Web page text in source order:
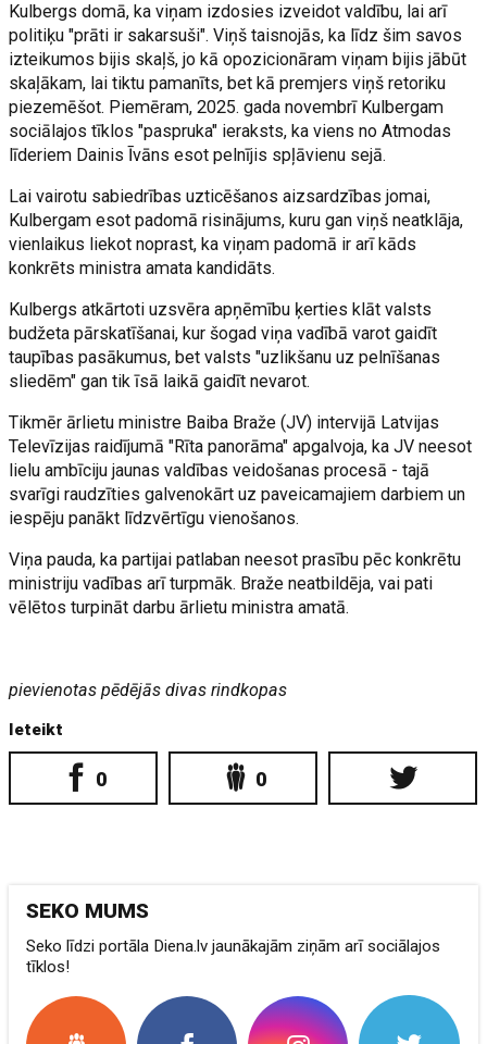
Kulbergs domā, ka viņam izdosies izveidot valdību, lai arī
politiķu "prāti ir sakarsuši". Viņš taisnojās, ka līdz šim savos
izteikumos bijis skaļš, jo kā opozicionāram viņam bijis jābūt
skaļākam, lai tiktu pamanīts, bet kā premjers viņš retoriku
piezemēšot. Piemēram, 2025. gada novembrī Kulbergam
sociālajos tīklos "paspruka" ieraksts, ka viens no Atmodas
līderiem Dainis Īvāns esot pelnījis spļāvienu sejā.
Lai vairotu sabiedrības uzticēšanos aizsardzības jomai,
Kulbergam esot padomā risinājums, kuru gan viņš neatklāja,
vienlaikus liekot noprast, ka viņam padomā ir arī kāds
konkrēts ministra amata kandidāts.
Kulbergs atkārtoti uzsvēra apņēmību ķerties klāt valsts
budžeta pārskatīšanai, kur šogad viņa vadībā varot gaidīt
taupības pasākumus, bet valsts "uzlikšanu uz pelnīšanas
sliedēm" gan tik īsā laikā gaidīt nevarot.
Tikmēr ārlietu ministre Baiba Braže (JV) intervijā Latvijas
Televīzijas raidījumā "Rīta panorāma" apgalvoja, ka JV neesot
lielu ambīciju jaunas valdības veidošanas procesā - tajā
svarīgi raudzīties galvenokārt uz paveicamajiem darbiem un
iespēju panākt līdzvērtīgu vienošanos.
Viņa pauda, ka partijai patlaban neesot prasību pēc konkrētu
ministriju vadības arī turpmāk. Braže neatbildēja, vai pati
vēlētos turpināt darbu ārlietu ministra amatā.
pievienotas pēdējās divas rindkopas
Ieteikt
0 0
SEKO MUMS
Seko līdzi portāla Diena.lv jaunākajām ziņām arī sociālajos
tīklos!